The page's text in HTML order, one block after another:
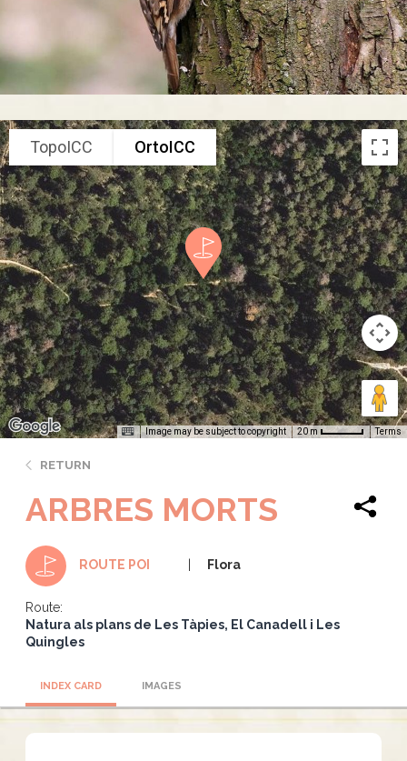
TopoICC OrtoICC
Image may be subject to copyright 20 m Terms
RETURN
ARBRES MORTS
ROUTE POI Flora
Route:
Natura als plans de Les Tàpies, El Canadell i Les
Quingles
INDEX CARD IMAGES